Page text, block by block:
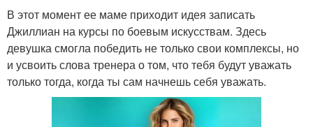
В этот момент ее маме приходит идея записать
Джиллиан на курсы по боевым искусствам. Здесь
девушка смогла победить не только свои комплексы, но
и усвоить слова тренера о том, что тебя будут уважать
только тогда, когда ты сам начнешь себя уважать.